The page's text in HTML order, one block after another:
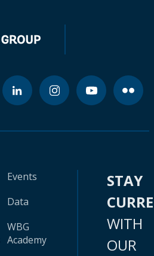
Events
Data
WBG
Academy
STAY
WITH
OUR